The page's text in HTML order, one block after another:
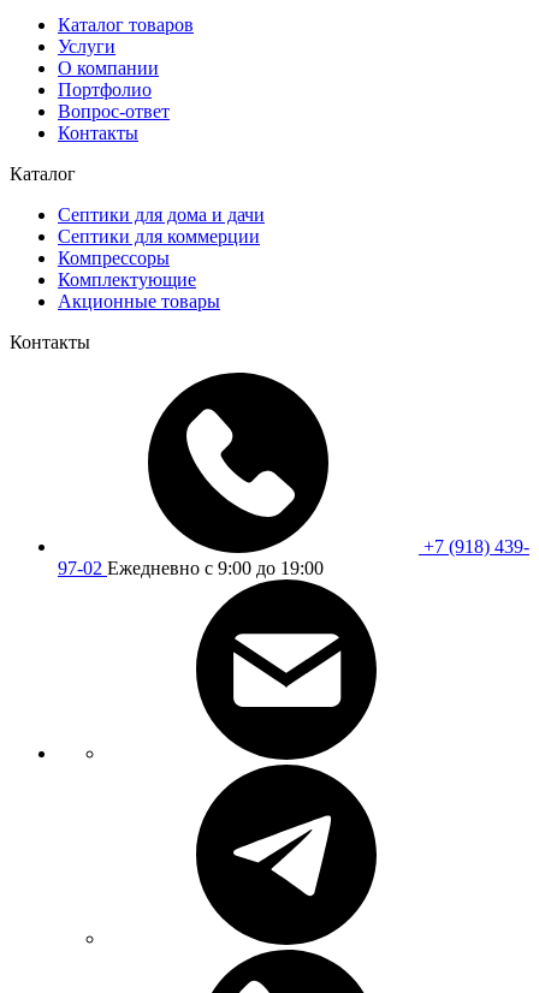
Каталог товаров
Услуги
О компании
Портфолио
Вопрос-ответ
Контакты
Каталог
Септики для дома и дачи
Септики для коммерции
Компрессоры
Комплектующие
Акционные товары
Контакты
+7 (918) 439-
97-02 Ежедневно с 9:00 до 19:00